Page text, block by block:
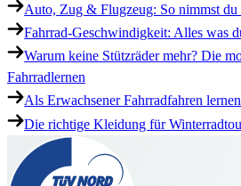
Auto, Zug & Flugzeug: So nimmst
Fahrrad-Geschwindigkeit: Alles was
Warum keine Stützräder mehr? Die
Fahrradlernen
Als Erwachsener Fahrradfahren
Die richtige Kleidung für